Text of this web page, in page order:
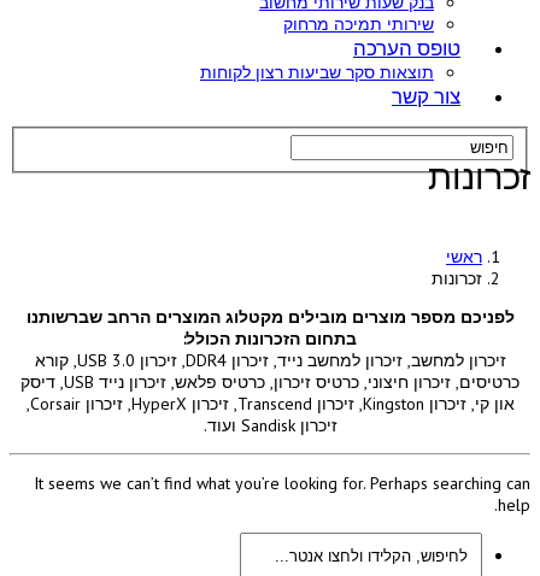
שירותי תמיכה מרחוק
טופס הערכה
תוצאות סקר שביעות רצון לקוחות
צור קשר
זכרונות
ראשי
זכרונות
לפניכם מספר מוצרים מובילים מקטלוג המוצרים הרחב שברשותנו
בתחום הזכרונות הכולל:
זיכרון למחשב, זיכרון למחשב נייד, זיכרון DDR4, זיכרון USB 3.0, קורא
כרטיסים, זיכרון חיצוני, כרטיס זיכרון, כרטיס פלאש, זיכרון נייד USB, דיסק
און קי, זיכרון Kingston, זיכרון Transcend, זיכרון HyperX, זיכרון Corsair,
זיכרון Sandisk ועוד.
It seems we can’t find what you’re looking for. Perhaps searching can
help.